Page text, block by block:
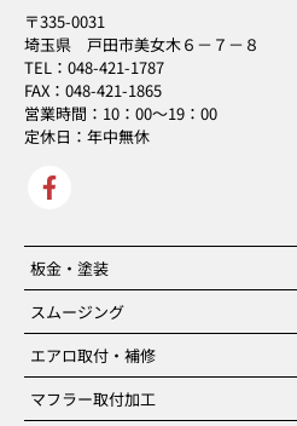
〒335-0031
埼玉県 戸田市美女木６－７－８
TEL：048-421-1787
FAX：048-421-1865
営業時間：10：00～19：00
定休日：年中無休
板金・塗装
スムージング
エアロ取付・補修
マフラー取付加工